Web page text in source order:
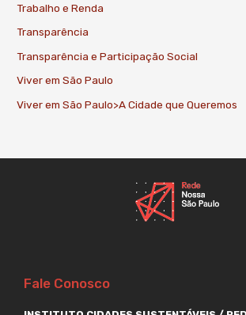
Trabalho e Renda
Transparência
Transparência e Participação Social
Viver em São Paulo
Viver em São Paulo>A Cidade que Queremos
Fale Conosco